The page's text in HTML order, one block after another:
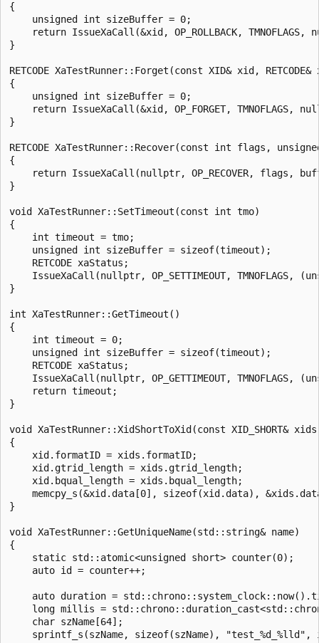
{
    unsigned int sizeBuffer = 0;
return IssueXaCall(&xid, OP_ROLLBACK, TMNOFLAGS,
}
RETCODE XaTestRunner::Forget(const XID& xid,
{
    unsigned int sizeBuffer = 0;
return IssueXaCall(&xid, OP_FORGET, TMNOFLAGS,
}
RETCODE XaTestRunner::Recover(const int flags,
{
return IssueXaCall(nullptr, OP_RECOVER, flags,
}
void XaTestRunner::SetTimeout(const int tmo)
{
    int timeout = tmo;
    unsigned int sizeBuffer = sizeof(timeout);
    RETCODE xaStatus;
IssueXaCall(nullptr, OP_SETTIMEOUT, TMNOFLAGS,
}
int XaTestRunner::GetTimeout()
{
    int timeout = 0;
    unsigned int sizeBuffer = sizeof(timeout);
    RETCODE xaStatus;
IssueXaCall(nullptr, OP_GETTIMEOUT, TMNOFLAGS,
    return timeout;
}
void XaTestRunner::XidShortToXid(const XID_SHORT&
{
    xid.formatID = xids.formatID;
    xid.gtrid_length = xids.gtrid_length;
    xid.bqual_length = xids.bqual_length;
memcpy_s(&xid.data[0], sizeof(xid.data),
}
void XaTestRunner::GetUniqueName(std::string& name)
{
    static std::atomic<unsigned short> counter(0);
    auto id = counter++;
auto duration =
long millis =
    char szName[64];
sprintf_s(szName, sizeof(szName), "test_%d_%lld",